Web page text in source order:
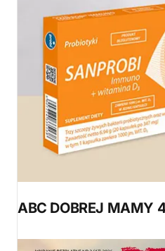
ABC DOBREJ MAMY